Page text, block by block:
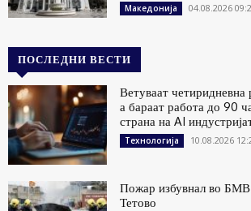
Македонија 04.08.2026
ПОСЛЕДНИ ВЕСТИ
Ветуваат четиридневна
а бараат работа до 90
страна на AI
Технологија 10.08.2026
Пожар избувнал во БМВ
Тетово